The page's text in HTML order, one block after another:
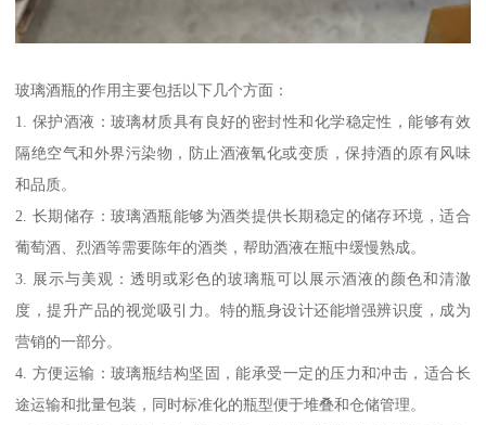
玻璃酒瓶的作用主要包括以下几个方面：
1. 保护酒液：玻璃材质具有良好的密封性和化学稳定性，能够有效
隔绝空气和外界污染物，防止酒液氧化或变质，保持酒的原有风味
和品质。
2. 长期储存：玻璃酒瓶能够为酒类提供长期稳定的储存环境，适合
葡萄酒、烈酒等需要陈年的酒类，帮助酒液在瓶中缓慢熟成。
3. 展示与美观：透明或彩色的玻璃瓶可以展示酒液的颜色和清澈
度，提升产品的视觉吸引力。特的瓶身设计还能增强辨识度，成为
营销的一部分。
4. 方便运输：玻璃瓶结构坚固，能承受一定的压力和冲击，适合长
途运输和批量包装，同时标准化的瓶型便于堆叠和仓储管理。